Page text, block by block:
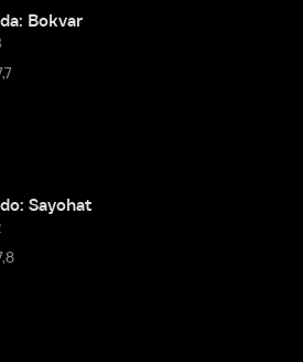
Bokvar
Sayohat